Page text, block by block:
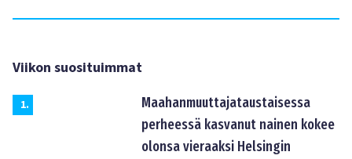
Viikon suosituimmat
1.
Maahanmuuttajataustaisessa
perheessä kasvanut nainen kokee
olonsa vieraaksi Helsingin